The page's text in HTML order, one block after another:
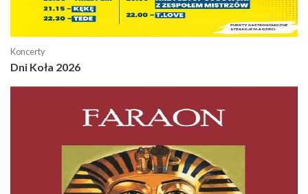
Koncerty
Dni Koła 2026